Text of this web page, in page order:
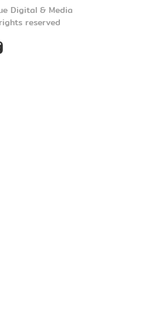
Digital & Media
reserved